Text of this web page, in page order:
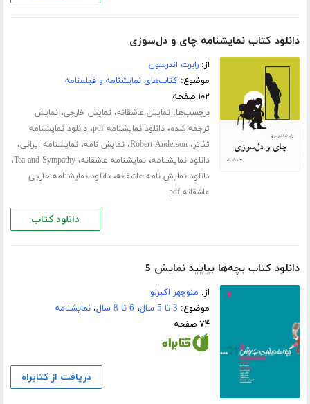
دانلود کتاب نمایشنامه چای و دل‌سوزی
از:رابرت اندرسون
موضوع:کتاب‌های نمایشنامه و فیلمنامه
۱۰۲ صفحه
برچسب‌ها:نمایش عاشقانه،نمایش خارجی،نمایش
ترجمه شده،دانلود نمایشنامه pdf ،دانلود نمایشنامه
تئاتر،Robert Anderson،نمایش نامه،نمایشنامه ایرانی،
دانلود نمایشنامه،نمایشنامه عاشقانه،Tea and Sympathy،
دانلود نمایش نامه عاشقانه،دانلود نمایشنامه خارجی
عاشقانه pdf
دانلود کتاب
دانلود کتاب بچه‌ها بیایید نمایش 5
از: منوچهر اکبرلو
موضوع: 3 تا 5 سال ، 6 تا 8 سال ،نمایشنامه
۷۴ صفحه
دریافت از کتابراه